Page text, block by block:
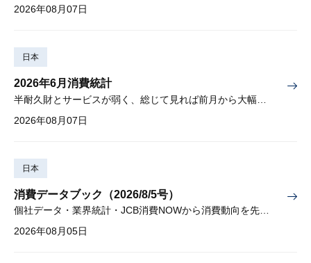
2026年08月07日
日本
2026年6月消費統計
2026年08月07日
日本
消費データブック（2026/8/5号）
個社データ・業界統計・JCB消費NOWから消費動向を先取り
2026年08月05日